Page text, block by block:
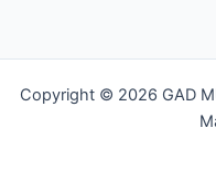
Copyright © 2026 GAD